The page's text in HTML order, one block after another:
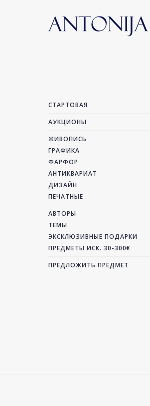
СТАРТОВАЯ
АУКЦИОНЫ
ЖИВОПИСЬ
ГРАФИКА
ФАРФОР
АНТИКВАРИАТ
ДИЗАЙН
ПЕЧАТНЫЕ
АВТОРЫ
ТЕМЫ
ЭКСКЛЮЗИВНЫЕ ПОДАРКИ
ПРЕДМЕТЫ ИСК. 30-300€
ПРЕДЛОЖИТЬ ПРЕДМЕТ